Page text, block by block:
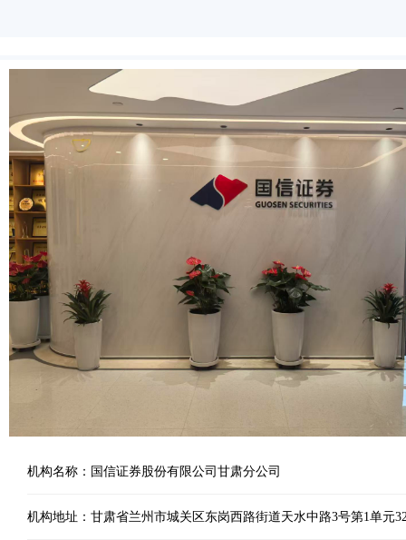
机构名称：国信证券股份有限公司甘肃分公司
机构地址：甘肃省兰州市城关区东岗西路街道天水中路3号第1单元